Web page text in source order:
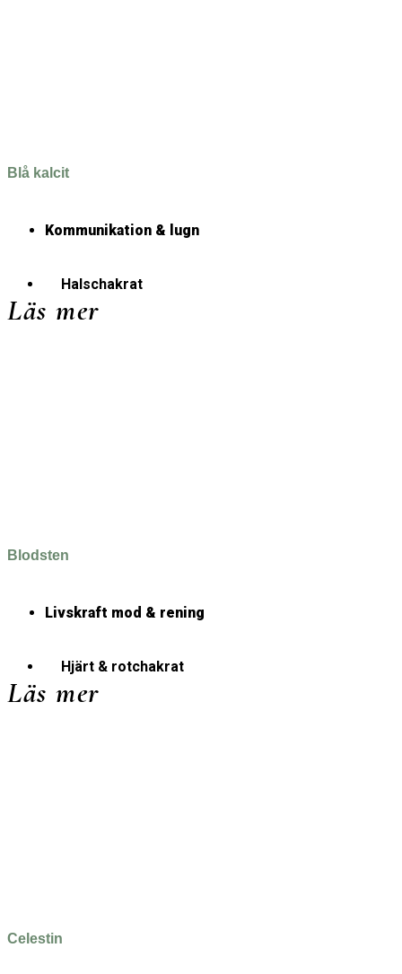
Blå kalcit
Kommunikation & lugn
Halschakrat
Läs mer
Blodsten
Livskraft mod & rening
Hjärt & rotchakrat
Läs mer
Celestin